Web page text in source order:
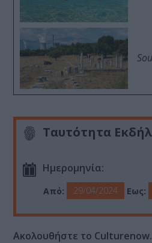
Ταυτότητα
Ημερομηνία:
Από: 29/04/2024 Εως:
Ακολουθήστε το